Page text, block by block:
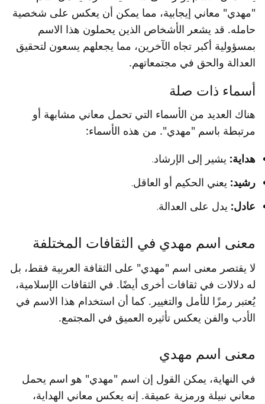
"مهدي" معاني إيجابية، مما يمكن أن يعكس على شخصية
حامله. قد يشعر الأشخاص الذين يحملون هذا الاسم
بمسؤولية أكبر تجاه الآخرين، مما يجعلهم يسعون لتحقيق
العدالة والحق في مجتمعاتهم.
أسماء ذات صلة
هناك العديد من الأسماء التي تحمل معاني مشابهة أو
مرتبطة باسم "مهدي". من هذه الأسماء:
هداية: يشير إلى الإرشاد.
رشيد: يعني الحكيم أو العاقل.
عادل: يدل على العدالة.
معنى اسم مهدي في الثقافات المختلفة
لا يقتصر معنى اسم "مهدي" على الثقافة العربية فقط، بل
له دلالات في ثقافات أخرى أيضًا. في الثقافات الإسلامية،
يُعتبر رمزًا للأمل والتغيير. كما أن استخدام هذا الاسم في
الأدب والفن يعكس تأثيره العميق في المجتمع.
معنى اسم مهدي
في النهاية، يمكن القول إن اسم "مهدي" هو اسم يحمل
معاني نبيلة ورمزية عميقة. إنه يعكس معاني الهداية،